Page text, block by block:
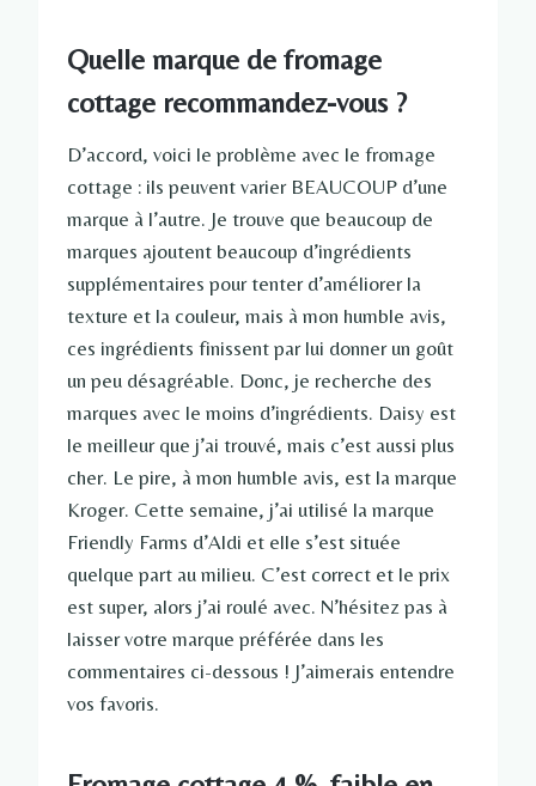
Quelle marque de fromage
cottage recommandez-vous ?
D’accord, voici le problème avec le fromage
cottage : ils peuvent varier BEAUCOUP d’une
marque à l’autre. Je trouve que beaucoup de
marques ajoutent beaucoup d’ingrédients
supplémentaires pour tenter d’améliorer la
texture et la couleur, mais à mon humble avis,
ces ingrédients finissent par lui donner un goût
un peu désagréable. Donc, je recherche des
marques avec le moins d’ingrédients. Daisy est
le meilleur que j’ai trouvé, mais c’est aussi plus
cher. Le pire, à mon humble avis, est la marque
Kroger. Cette semaine, j’ai utilisé la marque
Friendly Farms d’Aldi et elle s’est située
quelque part au milieu. C’est correct et le prix
est super, alors j’ai roulé avec. N’hésitez pas à
laisser votre marque préférée dans les
commentaires ci-dessous ! J’aimerais entendre
vos favoris.